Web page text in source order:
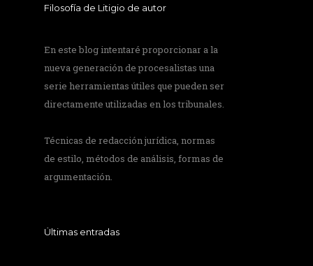
Filosofía de Litigio de autor
En este blog intentaré proporcionar a la
nueva generación de procesalistas una
serie herramientas útiles que pueden ser
directamente utilizadas en los tribunales.
Técnicas de redacción jurídica, normas
de estilo, métodos de análisis, formas de
argumentación.
Últimas entradas